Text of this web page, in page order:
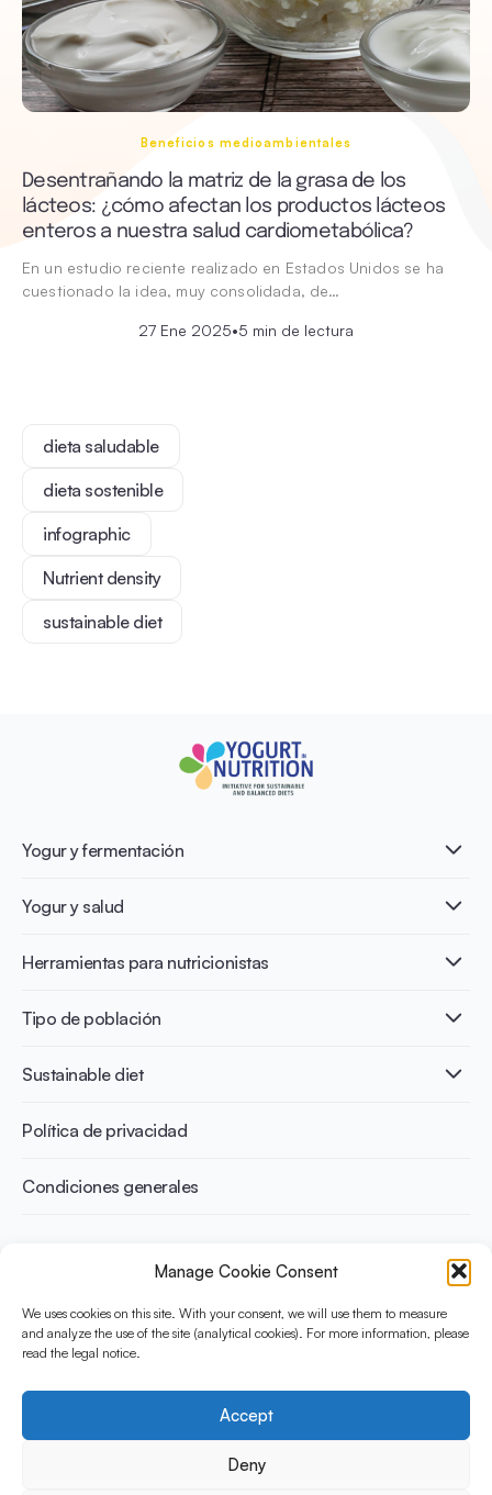
Manage Cookie Consent
We uses cookies on this site. With your consent, we will use them to measure
and analyze the use of the site (analytical cookies). For more information, please
read the legal notice.
Accept
Deny
Beneficios medioambientales
Desentrañando la matriz de la grasa de los
lácteos: ¿cómo afectan los productos lácteos
enteros a nuestra salud cardiometabólica?
En un estudio reciente realizado en Estados Unidos se ha
cuestionado la idea, muy consolidada, de…
27 Ene 2025•5 min de lectura
dieta saludable
dieta sostenible
infographic
Nutrient density
sustainable diet
Yogur y fermentación
¿Qué es el yogur?
Nutri-dense food
Yogur y salud
Healthy Diets & Lifestyle
Salud intestinal y microbiota
Salud ósea
Control del peso
Herramientas para nutricionistas
Publicaciones
Infographics
Recetas
Tipo de población
Adultos
Deportistas
Sustainable diet
Beneficios medioambientales
Beneficios para la salud
Política de privacidad
Condiciones generales
Equilibradas está financiada por el Instituto Danone
Internacional. Su objetivo es evaluar y compartir la evidencia
actual sobre el yogur como aliado en una dieta saludable y
Social Media